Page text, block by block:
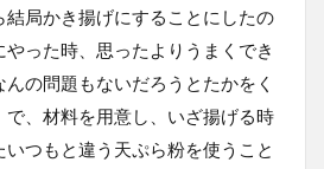
結局かき揚げにすることにしたの
った時、思ったよりうまくでき
の問題もないだろうとたかをく
で、材料を用意し、いざ揚げる時
つもと違う天ぷら粉を使うこと